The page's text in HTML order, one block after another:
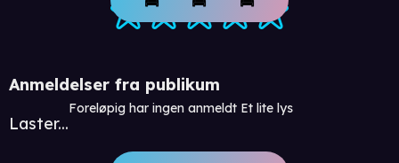
Anmeldelser fra publikum
Laster...
Foreløpig har ingen anmeldt Et lite lys